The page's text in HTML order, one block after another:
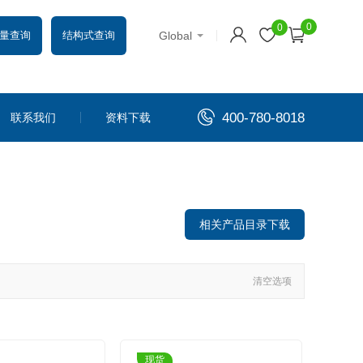
查询 结构式查询 Global
0 0
联系我们 资料下载 400-780-8018
相关产品目录下载
清空选项
现货